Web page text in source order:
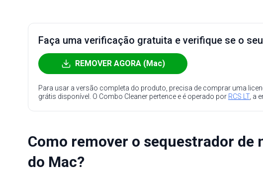
Faça uma verificação gratuita e verifique se o
REMOVER AGORA (Mac)
Para usar a versão completa do produto, precisa de comprar uma
grátis disponível. O Combo Cleaner pertence e é operado por RCS LT, a
Como remover o sequestrador de
do Mac?